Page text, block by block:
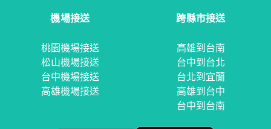
機場接送
桃園機場接送
松山機場接送
台中機場接送
高雄機場接送
跨縣市接送
高雄到台南
台中到台北
台北到宜蘭
高雄到台中
台中到台南